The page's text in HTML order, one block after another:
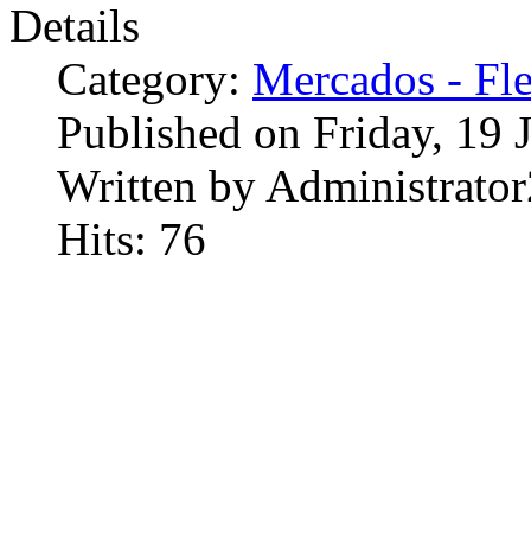
Details
Category: Mercados -
Published on Friday, 19
Written by
Hits: 76